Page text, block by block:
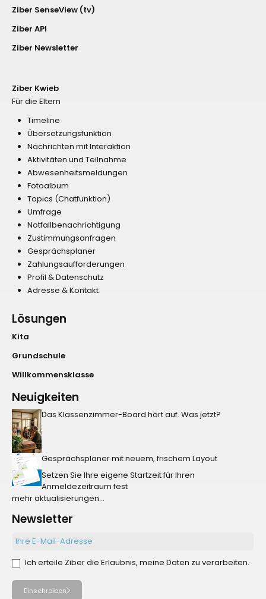
Ziber SenseView (tv)
Ziber API
Ziber Newsletter
Ziber Kwieb
Für die Eltern
Timeline
Übersetzungsfunktion
Nachrichten mit Interaktion
Aktivitäten und Teilnahme
Abwesenheitsmeldungen
Fotoalbum
Topics (Chatfunktion)
Umfrage
Notfallbenachrichtigung
Zustimmungsanfragen
Gesprächsplaner
Zahlungsaufforderungen
Profil & Datenschutz
Adresse & Kontakt
Lösungen
Kita
Grundschule
Willkommensklasse
Neuigkeiten
Das Klassenzimmer-Board hört auf. Was jetzt?
Gesprächsplaner mit neuem, frischem Layout
Setzen Sie Ihre eigene Startzeit für Ihren
Anmeldezeitraum fest
mehr aktualisierungen...
Newsletter
Ich erteile Ziber die Erlaubnis, meine Daten zu verarbeiten.
Einschreiben